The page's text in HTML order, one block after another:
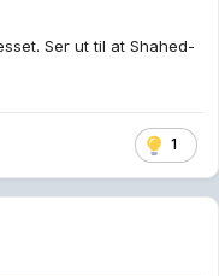
Ser ut til at Shahed-
1